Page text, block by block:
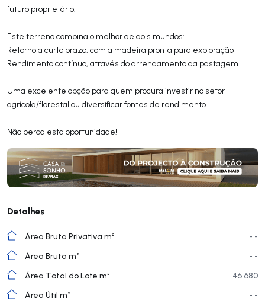
futuro proprietário.
Este terreno combina o melhor de dois mundos:
Retorno a curto prazo, com a madeira pronta para exploração
Rendimento contínuo, através do arrendamento da pastagem
Uma excelente opção para quem procura investir no setor
agrícola/florestal ou diversificar fontes de rendimento.
Não perca esta oportunidade!
Detalhes
Área Bruta Privativa m²
- -
Área Bruta m²
- -
Área Total do Lote m²
46 680
Área Útil m²
- -